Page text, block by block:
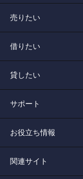
売りたい
借りたい
貸したい
サポート
お役立ち情報
関連サイト